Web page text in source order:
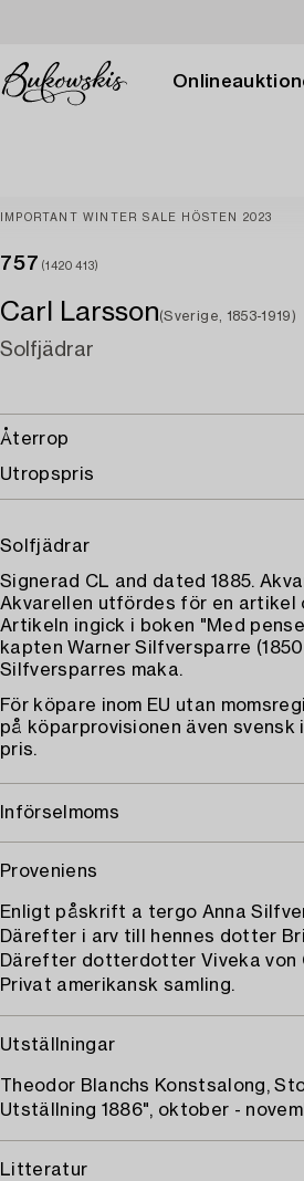
IMPORTANT WINTER SALE HÖSTEN 2023
757 (1420413)
Carl Larsson(Sverige, 1853-1919)
Solfjädrar
Återrop
Utropspris
Solfjädrar
Signerad CL and dated 1885.
Akvarellen utfördes för en artikel
Artikeln ingick i boken "Med
kapten Warner Silfversparre
Silfversparres maka.
För köpare inom EU utan
på köparprovisionen även svensk
pris.
Införselmoms
Proveniens
Enligt påskrift a tergo Anna
Därefter i arv till hennes dotter
Därefter dotterdotter Viveka von
Privat amerikansk samling.
Utställningar
Theodor Blanchs Konstsalong,
Utställning 1886", oktober -
Litteratur